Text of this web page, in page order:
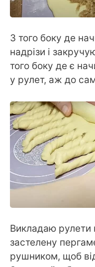
З того боку де
надрізи і
того боку де є
у рулет, аж до
Викладаю рулети
застелену
рушником, щоб